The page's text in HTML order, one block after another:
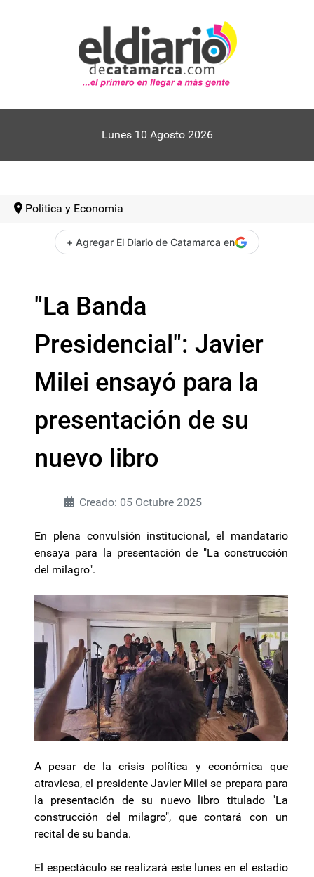
Lunes 10 Agosto 2026
Politica y Economia
+ Agregar El Diario de Catamarca en
"La Banda
Presidencial": Javier
Milei ensayó para la
presentación de su
nuevo libro
Creado: 05 Octubre 2025
En plena convulsión institucional, el mandatario
ensaya para la presentación de "La construcción
del milagro".
A pesar de la crisis política y económica que
atraviesa, el presidente Javier Milei se prepara para
la presentación de su nuevo libro titulado "La
construcción del milagro", que contará con un
recital de su banda.
El espectáculo se realizará este lunes en el estadio